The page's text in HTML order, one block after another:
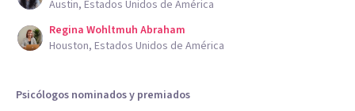
Austin, Estados Unidos de América
Regina Wohltmuh Abraham
Houston, Estados Unidos de América
Psicólogos nominados y premiados